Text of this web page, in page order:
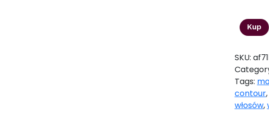
Kup
SKU:
Tags:
contour,
włosów,